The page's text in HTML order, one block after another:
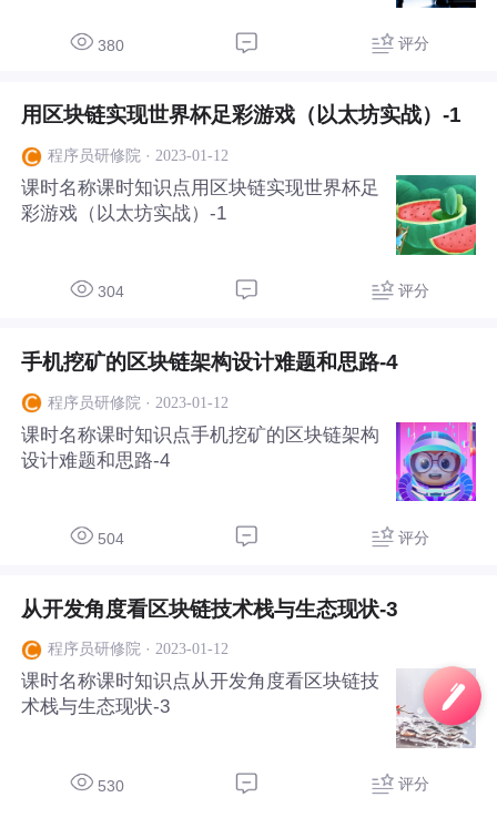
380 评分
用区块链实现世界杯足彩游戏（以太坊实战）-1
程序员研修院 · 2023-01-12
课时名称课时知识点用区块链实现世界杯足
彩游戏（以太坊实战）-1
304 评分
手机挖矿的区块链架构设计难题和思路-4
程序员研修院 · 2023-01-12
课时名称课时知识点手机挖矿的区块链架构
设计难题和思路-4
504 评分
从开发角度看区块链技术栈与生态现状-3
程序员研修院· 2023-01-12
课时名称课时知识点从开发角度看区块链技
术栈与生态现状-3
530 评分